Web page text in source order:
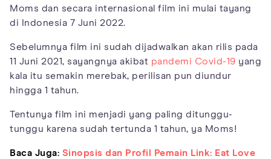
Moms dan secara internasional film ini mulai tayang
di Indonesia 7 Juni 2022.
Sebelumnya film ini sudah dijadwalkan akan rilis pada
11 Juni 2021, sayangnya akibat pandemi Covid-19 yang
kala itu semakin merebak, perilisan pun diundur
hingga 1 tahun.
Tentunya film ini menjadi yang paling ditunggu-
tunggu karena sudah tertunda 1 tahun, ya Moms!
Baca Juga: Sinopsis dan Profil Pemain Link: Eat Love